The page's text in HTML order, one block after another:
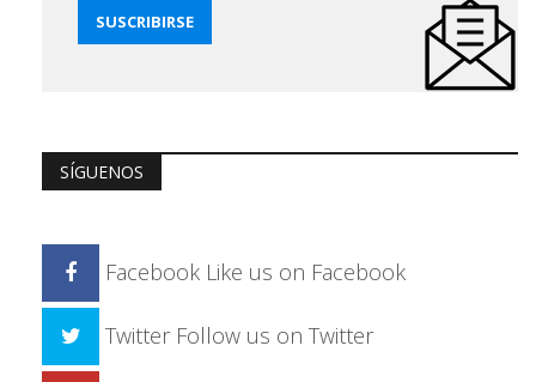
SÍGUENOS
Facebook Like us on Facebook
Twitter Follow us on Twitter